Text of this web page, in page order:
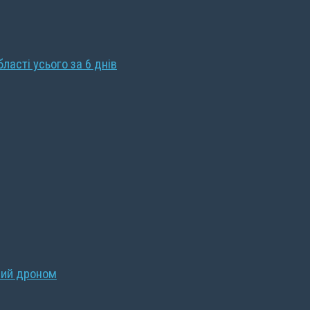
усього за 6 днів
дроном